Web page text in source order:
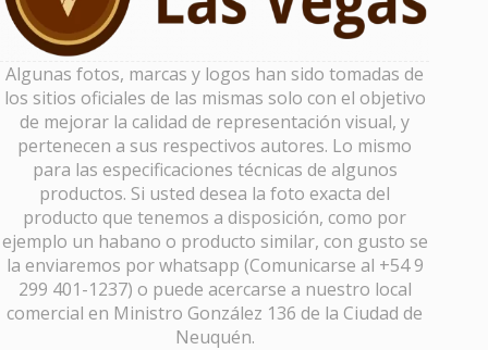
Algunas fotos, marcas y logos han sido tomadas de
los sitios oficiales de las mismas solo con el objetivo
de mejorar la calidad de representación visual, y
pertenecen a sus respectivos autores. Lo mismo
para las especificaciones técnicas de algunos
productos. Si usted desea la foto exacta del
producto que tenemos a disposición, como por
ejemplo un habano o producto similar, con gusto se
la enviaremos por whatsapp (Comunicarse al +54 9
299 401-1237) o puede acercarse a nuestro local
comercial en Ministro González 136 de la Ciudad de
Neuquén.